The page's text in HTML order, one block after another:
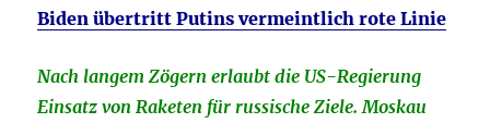
Biden übertritt Putins vermeintlich rote Linie
Nach langem Zögern erlaubt die US-Regierung
Einsatz von Raketen für russische Ziele. Moskau